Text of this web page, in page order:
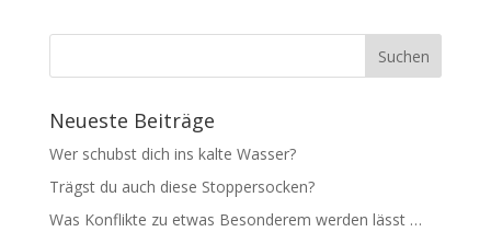
Neueste Beiträge
Wer schubst dich ins kalte Wasser?
Trägst du auch diese Stoppersocken?
Was Konflikte zu etwas Besonderem werden lässt …